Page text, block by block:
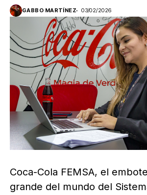
GABBO MARTÍNEZ 03/02/2026
Coca-Cola FEMSA, el
grande del mundo del